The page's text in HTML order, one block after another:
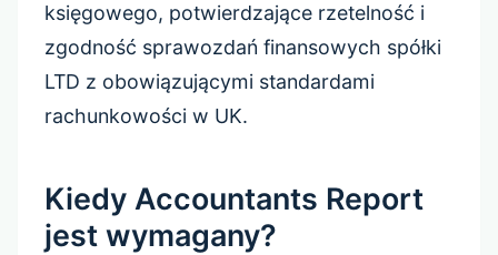
księgowego, potwierdzające rzetelność i
zgodność sprawozdań finansowych spółki
LTD z obowiązującymi standardami
rachunkowości w UK.
Kiedy Accountants Report
jest wymagany?